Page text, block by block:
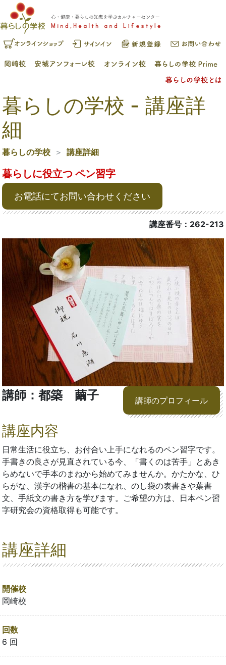
暮らしの学校 - 講座詳
細
暮らしの学校 講座詳細
暮らしに役立つ ペン習字
お電話にてお問い合わせください
講座番号：262-213
講師：都築 繭子 講師のプロフィール
講座内容
日常生活に役立ち、お付合い上手になれるのペン習字です。
手書きの良さが見直されている今、「書くのは苦手」とあき
らめないで手本のまねから始めてみませんか。かたかな、ひ
らがな、漢字の楷書の基本になれ、のし袋の表書きや葉書
文、手紙文の書き方を学びます。ご希望の方は、日本ペン習
字研究会の資格取得も可能です。
講座詳細
開催校
岡崎校
回数
6 回